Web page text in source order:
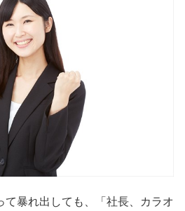
て暴れ出しても、「社長、カラオ